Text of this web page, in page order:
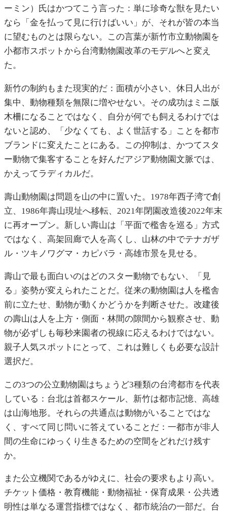
ーミン）氏はかつてこう言った：単に珍奇な獣を見たい
なら「金を払って見に行けばいい」が、それが皆の本当
に望むものとは限らない。この言葉が新竹市立動物園を
小都市スポットから台湾動物園改革のモデルへと変え
た。
新竹の制約もまた現実的だ：面積が小さい、休日人出が
集中、動物種類を無限に増やせない。その成功はミニ版
木柵になることではなく、自分が何でも飼えるわけでは
ないと認め、「少なくても、よく世話する」ことを都市
ブランドに変えたことにある。この抑制は、かつてスタ
ー動物で集客することを好んだアジア動物園文脈では、
かえってラディカルだ。
壽山動物園は問題を山の中に置いた。1978年西子湾で創
立、1986年壽山現址へ移転、2021年閉園改造後2022年末
に再オープン。新しい壽山は「平面で檻舎を巡る」方式
ではなく、高架回廊で人を高くし、山林の中でテナガザ
ル・ツキノワグマ・カピバラ・高雄市景を見せる。
壽山で最も面白いのはどのスター動物でもない、「見
る」姿勢が変えられたことだ。従来の動物園は人を檻舎
前に立たせ、動物が動くかどうかを判断させた。改建後
の壽山は人を上方・側面・林間の隙間から観察させ、動
物が必ずしも毎秒来園者の視線に応えるわけではない。
親子人気スポットにとって、これは難しくも必要な設計
選択だ。
この3つの公立動物園はちょうど3種類の台湾都市を代表
している：台北は首都スケール、新竹は都市記憶、高雄
は山海地形。それらの共通点は動物がいることではな
く、すべて同じ問いに答えていることだ：一都市が非人
間の生命にゆっくり生きるための空間をどれだけ残す
か。
また公立機関であるがゆえに、社会の要求もより高い。
チケット価格・教育機能・動物福祉・保育成果・公共透
明性は単なる運営指標ではなく、都市統治の一部だ。台